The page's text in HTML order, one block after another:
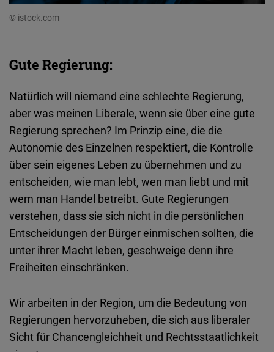
© istock.com
Gute Regierung:
Natürlich will niemand eine schlechte Regierung,
aber was meinen Liberale, wenn sie über eine gute
Regierung sprechen? Im Prinzip eine, die die
Autonomie des Einzelnen respektiert, die Kontrolle
über sein eigenes Leben zu übernehmen und zu
entscheiden, wie man lebt, wen man liebt und mit
wem man Handel betreibt. Gute Regierungen
verstehen, dass sie sich nicht in die persönlichen
Entscheidungen der Bürger einmischen sollten, die
unter ihrer Macht leben, geschweige denn ihre
Freiheiten einschränken.
Wir arbeiten in der Region, um die Bedeutung von
Regierungen hervorzuheben, die sich aus liberaler
Sicht für Chancengleichheit und Rechtsstaatlichkeit